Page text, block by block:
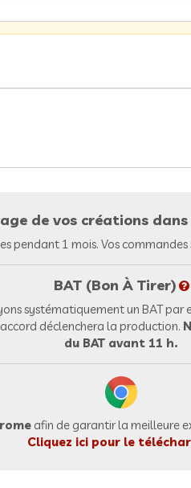
de vos créations
pendant 1 mois. Vos
BAT (Bon À Tirer)
systématiquement un BAT
déclenchera la production.
du BAT avant 11 h.
afin de garantir la meilleure
Cliquez ici pour le